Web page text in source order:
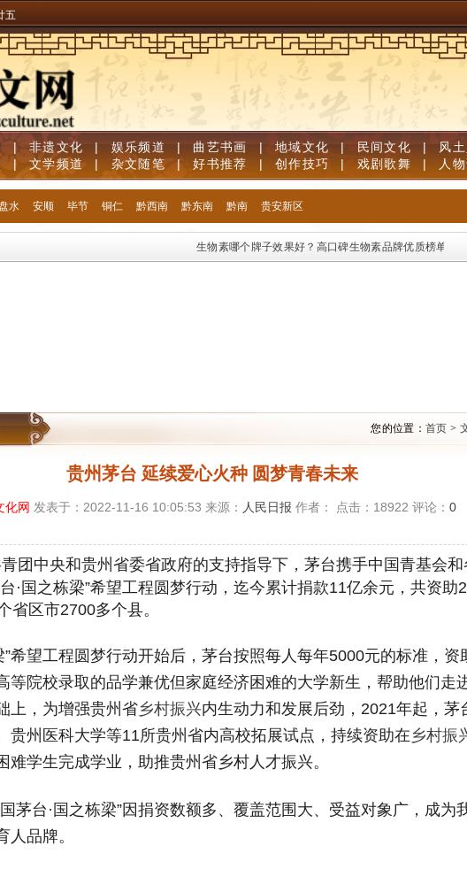
五
| 非遗文化 | 娱乐频道 | 曲艺书画 | 地域文化 | 民间文化 | 风
| 文学频道 | 杂文随笔 | 好书推荐 | 创作技巧 | 戏剧歌舞 | 人
水 安顺 毕节 铜仁 黔西南 黔东南 黔南 贵安新区
生物素哪个牌子效果好？高口碑生物素品牌优质榜单，足
您的位置： 首页 >
贵州茅台 延续爱心火种 圆梦青春未来
化网 发表于：2022-11-16 10:05:53 来源： 人民日报 作者： 点击： 18922 评论： 0
团中央和贵州省委省政府的支持指导下，茅台携手中国青基会
·国之栋梁”希望工程圆梦行动，迄今累计捐款11亿余元，共资助
省区市2700多个县。
”希望工程圆梦行动开始后，茅台按照每人每年5000元的标准，资
等院校录取的品学兼优但家庭经济困难的大学新生，帮助他们走
上，为增强贵州省乡村振兴内生动力和发展后劲，2021年起，茅
贵州医科大学等11所贵州省内高校拓展试点，持续资助在乡村振
难学生完成学业，助推贵州省乡村人才振兴。
茅台·国之栋梁”因捐资数额多、覆盖范围大、受益对象广，成为
人品牌。